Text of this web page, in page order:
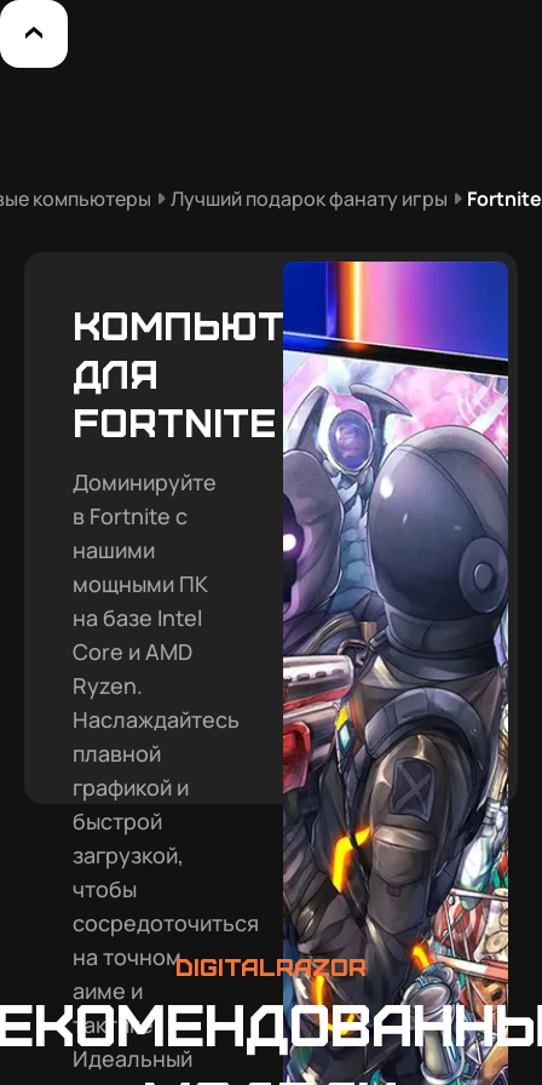
компьютеры Лучший подарок фанату игры Fortnite
Компьютеры
для
Fortnite
Доминируйте
в Fortnite с
нашими
мощными ПК
на базе Intel
Core и AMD
Ryzen.
Наслаждайтесь
плавной
графикой и
быстрой
загрузкой,
чтобы
сосредоточиться
на точном
аиме и
тактике.
Идеальный
DigitalRazor